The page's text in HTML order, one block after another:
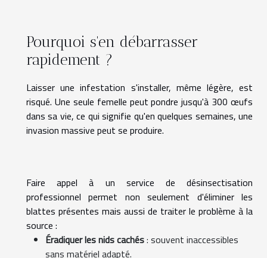
Pourquoi s'en débarrasser
rapidement ?
Laisser une infestation s'installer, même légère, est
risqué. Une seule femelle peut pondre jusqu'à 300 œufs
dans sa vie, ce qui signifie qu'en quelques semaines, une
invasion massive peut se produire.
Faire appel à un service de désinsectisation
professionnel permet non seulement d'éliminer les
blattes présentes mais aussi de traiter le problème à la
source :
Éradiquer les nids cachés: souvent inaccessibles
sans matériel adapté.